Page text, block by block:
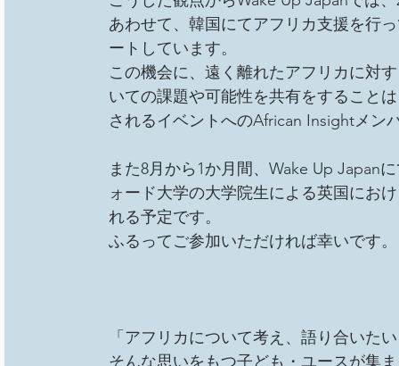
事務局/理事会 Youth ChANge
あわせて、韓国にてアフリカ支援を行
ートしています。
この機会に、遠く離れたアフリカに対
いての課題や可能性を共有をすること
されるイベントへのAfrican Insightメン
また8月から1か月間、Wake Up Japan
ォード大学の大学院生による英国にお
れる予定です。
ふるってご参加いただければ幸いです。
「アフリカについて考え、語り合いた
そんな思いをもつ子ども・ユースが集